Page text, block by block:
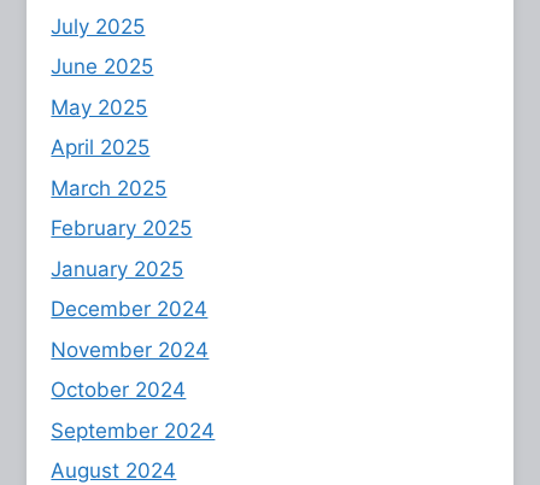
July 2025
June 2025
May 2025
April 2025
March 2025
February 2025
January 2025
December 2024
November 2024
October 2024
September 2024
August 2024